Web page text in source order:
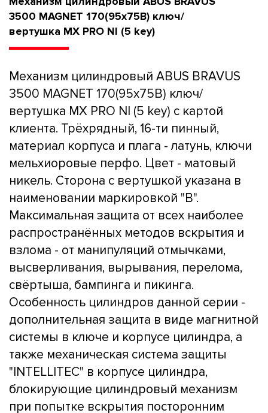
3500 MAGNET 170(95x75В) ключ/
вертушка MX PRO NI (5 key)
Механизм цилиндровый ABUS BRAVUS
3500 MAGNET 170(95x75В) ключ/
вертушка MX PRO NI (5 key) с картой
клиента. Трёхрядный, 16-ти пинный,
материал корпуса и плага - латунь, ключи
мельхиоровые перфо. Цвет - матовый
никель. Сторона с вертушкой указана в
наименовании маркировкой "B".
Максимальная защита от всех наиболее
распространённых методов вскрытия и
взлома - от манипуляций отмычками,
высверливания, вырывания, перелома,
свёртыша, бампинга и пикинга.
Особенность цилиндров данной серии -
дополнительная защита в виде магнитной
системы в ключе и корпусе цилиндра, а
также механическая система защиты
"INTELLITEC" в корпусе цилиндра,
блокирующие цилиндровый механизм
при попытке вскрытия посторонним